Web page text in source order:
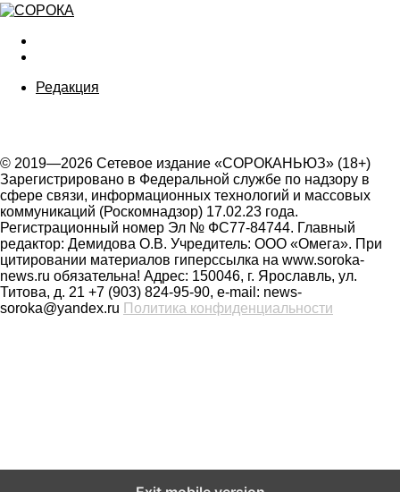
Редакция
© 2019—2026 Сетевое издание «СОРОКАНЬЮЗ» (18+)
Зарегистрировано в Федеральной службе по надзору в
сфере связи, информационных технологий и массовых
коммуникаций (Роскомнадзор) 17.02.23 года.
Регистрационный номер Эл № ФС77-84744. Главный
редактор: Демидова О.В. Учредитель: ООО «Омега». При
цитировании материалов гиперссылка на www.soroka-
news.ru обязательна! Адрес: 150046, г. Ярославль, ул.
Титова, д. 21 +7 (903) 824-95-90, e-mail: news-
soroka@yandex.ru Политика конфиденциальности